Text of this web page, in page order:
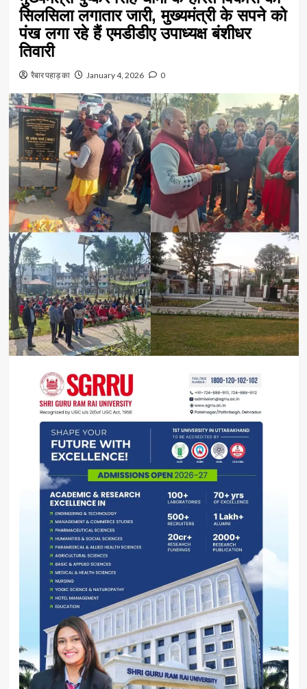
सिलसिला लगातार जारी, मुख्यमंत्री के सपने को
पंख लगा रहे हैं एमडीडीए उपाध्यक्ष बंशीधर
तिवारी
रैबार पहाड़ का January 4, 2026 0